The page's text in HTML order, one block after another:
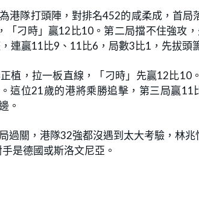
港隊打頭陣，對排名452的咸柔成，首
「刁時」贏12比10。第二局擋不住強攻
連贏11比9、11比6，局數3比1，先拔頭
植，拉一板直線，「刁時」先贏12比
這位21歲的港將乘勝追擊，第三局贏
。
過關，港隊32強都沒遇到太大考驗，林
是德國或斯洛文尼亞。